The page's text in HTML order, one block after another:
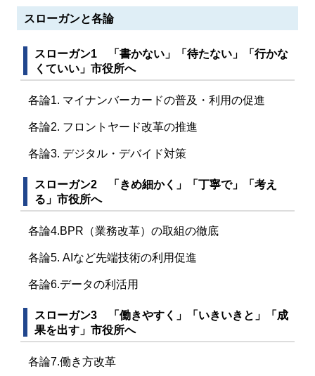
スローガンと各論
スローガン1 「書かない」「待たない」「行かな
くていい」市役所へ
各論1. マイナンバーカードの普及・利用の促進
各論2. フロントヤード改革の推進
各論3. デジタル・デバイド対策
スローガン2 「きめ細かく」「丁寧で」「考え
る」市役所へ
各論4.BPR（業務改革）の取組の徹底
各論5. AIなど先端技術の利用促進
各論6.データの利活用
スローガン3 「働きやすく」「いきいきと」「成
果を出す」市役所へ
各論7.働き方改革